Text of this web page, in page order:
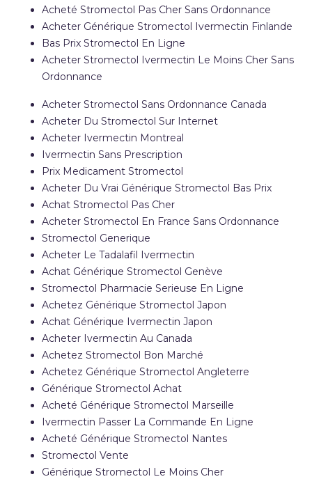
Acheté Stromectol Pas Cher Sans Ordonnance
Acheter Générique Stromectol Ivermectin Finlande
Bas Prix Stromectol En Ligne
Acheter Stromectol Ivermectin Le Moins Cher Sans
Ordonnance
Acheter Stromectol Sans Ordonnance Canada
Acheter Du Stromectol Sur Internet
Acheter Ivermectin Montreal
Ivermectin Sans Prescription
Prix Medicament Stromectol
Acheter Du Vrai Générique Stromectol Bas Prix
Achat Stromectol Pas Cher
Acheter Stromectol En France Sans Ordonnance
Stromectol Generique
Acheter Le Tadalafil Ivermectin
Achat Générique Stromectol Genève
Stromectol Pharmacie Serieuse En Ligne
Achetez Générique Stromectol Japon
Achat Générique Ivermectin Japon
Acheter Ivermectin Au Canada
Achetez Stromectol Bon Marché
Achetez Générique Stromectol Angleterre
Générique Stromectol Achat
Acheté Générique Stromectol Marseille
Ivermectin Passer La Commande En Ligne
Acheté Générique Stromectol Nantes
Stromectol Vente
Générique Stromectol Le Moins Cher